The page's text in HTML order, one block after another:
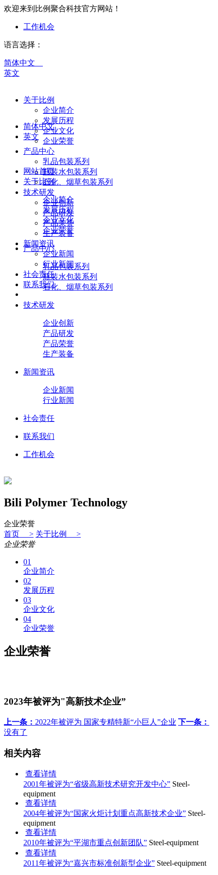
欢迎来到比例聚合科技官方网站！
工作机会
语言选择：
简体中文
英文
关于比例
企业简介
发展历程
企业文化
企业荣誉
产品中心
乳品包装系列
瓶装水包装系列
石化、烟草包装系列
技术研发
企业创新
产品研发
产品荣誉
生产装备
新闻资讯
企业新闻
行业新闻
社会责任
联系我们
简体中文
英文
网站首页
关于比例
企业简介
发展历程
企业文化
企业荣誉
产品中心
乳品包装系列
瓶装水包装系列
石化、烟草包装系列
技术研发
企业创新
产品研发
产品荣誉
生产装备
新闻资讯
企业新闻
行业新闻
社会责任
联系我们
工作机会
Bili Polymer Technology
企业荣誉
首页 > 关于比例 >
企业荣誉
01
企业简介
02
发展历程
03
企业文化
04
企业荣誉
企业荣誉
2023年被评为"高新技术企业”
上一条： 2022年被评为 国家专精特新“小巨人”企业 下一条：
没有了
相关内容
查看详情
2001年被评为“省级高新技术研究开发中心” Steel-
equipment
查看详情
2004年被评为“国家火炬计划重点高新技术企业” Steel-
equipment
查看详情
2010年被评为“平湖市重点创新团队” Steel-equipment
查看详情
2011年被评为“嘉兴市标准创新型企业” Steel-equipment